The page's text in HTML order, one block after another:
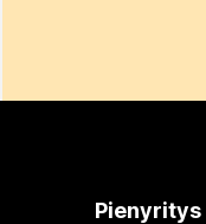
Pienyritys